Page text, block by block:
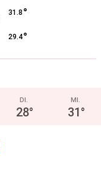
31.8 °
29.4°
DI.
28°
MI.
31°